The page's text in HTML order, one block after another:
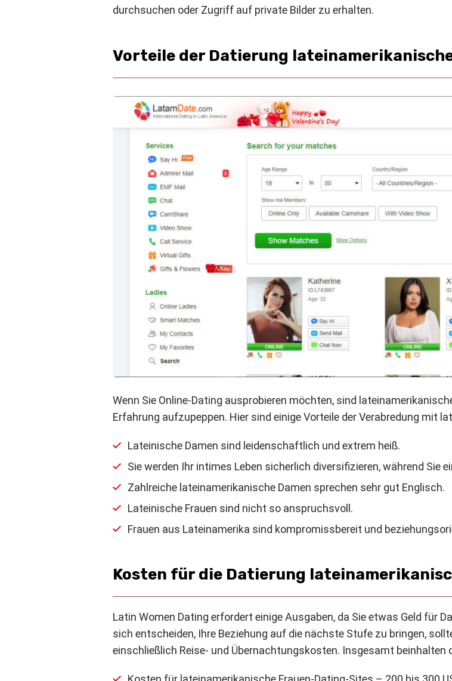
durchsuchen oder Zugriff auf private Bilder zu erhalten.
Vorteile der Datierung
Wenn Sie Online-Dating ausprobieren möchten, sind
Erfahrung aufzupeppen. Hier sind einige Vorteile der Verabredung mit
Lateinische Damen sind leidenschaftlich und extrem heiß.
Sie werden Ihr intimes Leben sicherlich diversifizieren, während Sie
Zahlreiche lateinamerikanische Damen sprechen sehr gut Englisch.
Lateinische Frauen sind nicht so anspruchsvoll.
Frauen aus Lateinamerika sind kompromissbereit und
Kosten für die Datierung
Latin Women Dating erfordert einige Ausgaben, da Sie etwas Geld für
sich entscheiden, Ihre Beziehung auf die nächste Stufe zu bringen,
einschließlich Reise- und Übernachtungskosten. Insgesamt beinhalten